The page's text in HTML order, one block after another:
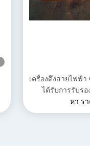
เครื่องดึงสายไฟฟ้า
ได้รับการรับรอ
กะทัดรัดสำหรั
หา ร